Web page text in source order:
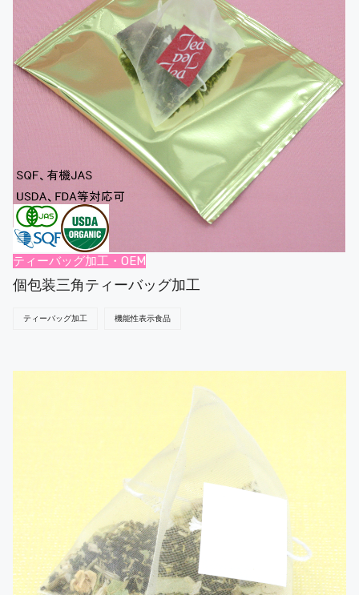
ティーバッグ加工・OEM
個包装三角ティーバッグ加工
ティーバッグ加工 機能性表示食品